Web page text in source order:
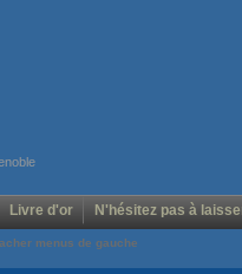
Livre d'or N'hésitez pas à
menus de gauche